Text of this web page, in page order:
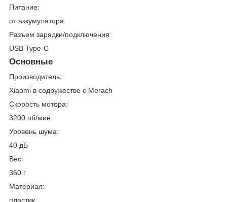
Питание:
от аккумулятора
Разъем зарядки/подключения:
USB Type-C
Основные
Производитель:
Xiaomi в содружестве с Merach
Скорость мотора:
3200 об/мин
Уровень шума:
40 дБ
Вес:
360 г
Материал:
пластик